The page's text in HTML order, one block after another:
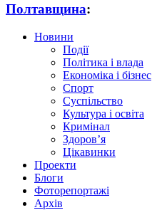
Полтавщина:
Новини
Події
Політика і влада
Економіка і бізнес
Спорт
Суспільство
Культура і освіта
Кримінал
Здоров’я
Цікавинки
Проекти
Блоги
Фоторепортажі
Архів